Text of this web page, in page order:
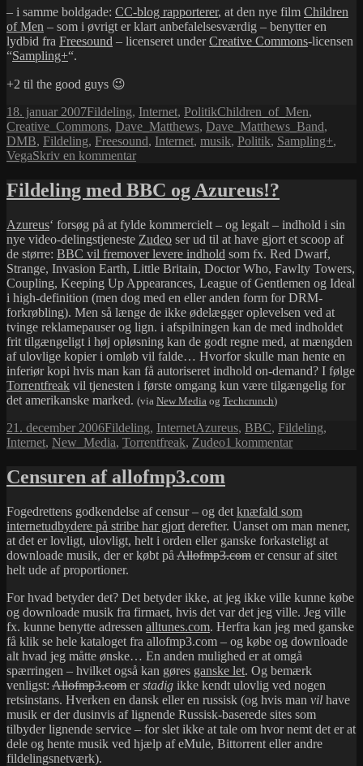
– i samme boldgade: CC-blog rapporterer, at den nye film Children
of Men – som i øvrigt er klart anbefalelsesværdig – benytter en
lydbid fra Freesound – licenseret underCreative Commons-licensen
“Sampling+“.
+2 til the good guys 😉
Udgivet
i
18. januar 2007Kategorier
Fildeling, Internet, PolitikTags
Children_of_Men,
Creative_Commons, Dave_Matthews, Dave_Matthews_Band,
DMB, Fildeling, Freesound, Internet, musik, Politik, Sampling+,
VegaSkriv en kommentartil
Matthews
Band
hørt,
delt
og
købt
Fildeling med BBC og Azureus!?
Azureus‘ forsøg på at fylde kommercielt – og legalt – indhold i sin
nye video-delingstjeneste Zudeo ser ud til at have gjort et scoop af
de større: BBC vil fremover levere indhold som fx. Red Dwarf,
Strange, Invasion Earth, Little Britain, Doctor Who, Fawlty Towers,
Coupling, Keeping Up Appearances, League of Gentlemen og Ideal
i high-definition (men dog med en eller anden form for DRM-
forkrøbling). Men så længe de ikke ødelægger oplevelsen ved at
tvinge reklamepauser og lign. i afspilningen kan de med indholdet
frit tilgængeligt i høj opløsning kan de godt regne med, at mængden
af ulovlige kopier i omløb vil falde… Hvorfor skulle man hente en
inferiør kopi hvis man kan få autoriseret indhold on-demand? I følge
Torrentfreak vil tjenesten i første omgang kun være tilgængelig for
det amerikanske marked. (via New Media og Techcrunch)
Udgivet
i
21. december 2006Kategorier
Fildeling, InternetTags
Azureus, BBC, Fildeling,
Internet, New_Media, Torrentfreak, Zudeo1 kommentartil
Azureus!?
Censuren af allofmp3.com
Fogedrettens godkendelse af censur – og det knæfald som
internetudbydere på stribe har gjort derefter. Uanset om man mener,
at det er lovligt, ulovligt, helt i orden eller ganske forkasteligt at
downloade musik, der er købt på Allofmp3.com er censur af sitet
helt ude af proportioner.
For hvad betyder det? Det betyder ikke, at jeg ikke ville kunne købe
og downloade musik fra firmaet, hvis det var det jeg ville. Jeg ville
fx. kunne benytte adressen alltunes.com. Herfra kan jeg med ganske
få klik se hele kataloget fra allofmp3.com – og købe og downloade
alt hvad jeg måtte ønske… En anden mulighed er at omgå
spærringen – hvilket også kan gøres ganske let. Og bemærk
venligst: Allofmp3.com erstadig ikke kendt ulovlig ved nogen
retsinstans. Hverken en dansk eller en russisk (og hvis man vil have
musik er der dusinvis af lignende Russisk-baserede sites som
tilbyder lignende service – for slet ikke at tale om hvor nemt det er at
dele og hente musik ved hjælp af eMule, Bittorrent eller andre
fildelingsnetværk).